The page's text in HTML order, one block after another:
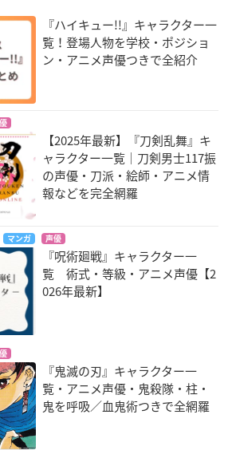
『ハイキュー!!』キャラクター一
覧！登場人物を学校・ポジショ
ン・アニメ声優つきで全紹介
【2025年最新】『刀剣乱舞』キ
ャラクター一覧｜刀剣男士117振
の声優・刀派・絵師・アニメ情
報などを完全網羅
マンガ 声優
『呪術廻戦』キャラクター一
覧 術式・等級・アニメ声優【2
026年最新】
『鬼滅の刃』キャラクター一
覧・アニメ声優・鬼殺隊・柱・
鬼を呼吸／血鬼術つきで全網羅